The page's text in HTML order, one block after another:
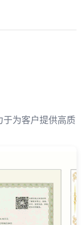
于为客户提供高质